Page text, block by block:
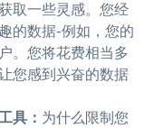
取一些灵感。您经
的数据-例如，您的
。您将花费相当多
您感到兴奋的数据
具： 为什么限制您